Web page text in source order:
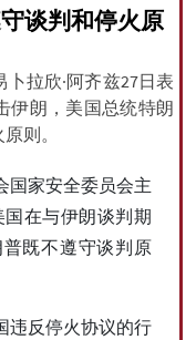
谈判和停火原
拉欣·阿齐兹27日表
伊朗，美国总统特朗
则。
国家安全委员会主
国在与伊朗谈判期
既不遵守谈判原
违反停火协议的行